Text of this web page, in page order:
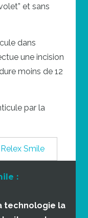
et sans
dans
une incision
moins de 12
par la
Smile
:
technologie la